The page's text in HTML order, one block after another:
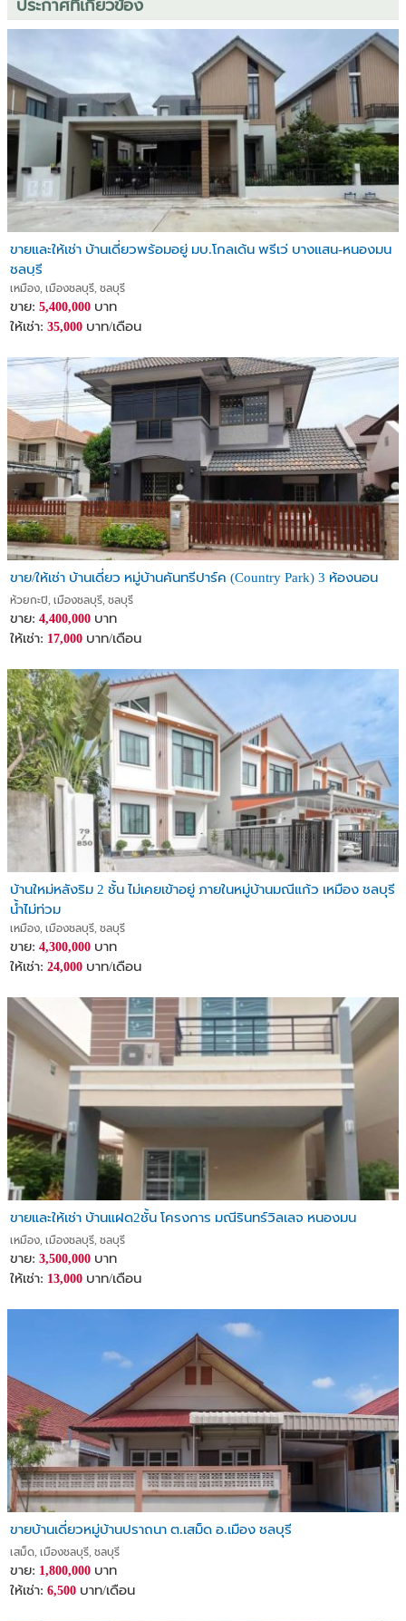
เช่า 18,000/เดือน
บอกเลยว่า “มีไม่บ่อย” และไปไวมาก
ทักตอนนี้ = ได้สิทธิ์นัดดูบ้านก่อนใคร
086-4098309 (คุณกิ๊ฟ)
Line: chanya8008
#บ้านสวยต้องรีบ #บ้านวิวภูเขา #บ้านชลบุรี #MorningtonHill #บ้าน
พร้อมอยู่ #บ้านดีราคาดี #บ้านหายาก #realestateprobychanyapat
ประกาศที่เกี่ยวข้อง
ขายและให้เช่า บ้านเดี่ยวพร้อมอยู่ มบ.โกลเด้น พรีเว่ บางแสน-หนองมน
ชลบุรี
เหมือง, เมืองชลบุรี, ชลบุรี
ขาย: 5,400,000 บาท
ให้เช่า: 35,000 บาท/เดือน
ขาย/ให้เช่า บ้านเดี่ยว หมู่บ้านคันทรีปาร์ค (Country Park) 3 ห้องนอน
ห้วยกะปิ, เมืองชลบุรี, ชลบุรี
ขาย: 4,400,000 บาท
ให้เช่า: 17,000 บาท/เดือน
บ้านใหม่หลังริม 2 ชั้น ไม่เคยเข้าอยู่ ภายในหมู่บ้านมณีแก้ว เหมือง ชลบุรี
น้ำไม่ท่วม
เหมือง, เมืองชลบุรี, ชลบุรี
ขาย: 4,300,000 บาท
ให้เช่า: 24,000 บาท/เดือน
ขายและให้เช่า บ้านแฝด2ชั้น โครงการ มณีรินทร์วิลเลจ หนองมน
เหมือง, เมืองชลบุรี, ชลบุรี
ขาย: 3,500,000 บาท
ให้เช่า: 13,000 บาท/เดือน
ขายบ้านเดี่ยวหมู่บ้านปราถนา ต.เสม็ด อ.เมือง ชลบุรี
เสม็ด, เมืองชลบุรี, ชลบุรี
ขาย: 1,800,000 บาท
ให้เช่า: 6,500 บาท/เดือน